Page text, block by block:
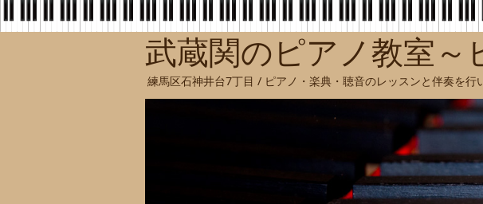
武蔵関のピアノ教室～
練馬区石神井台7丁目 / ピアノ・楽典・聴音のレッスンと伴奏を行